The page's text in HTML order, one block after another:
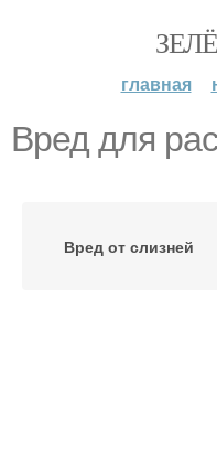
главная
Вред для
Вред от слизней